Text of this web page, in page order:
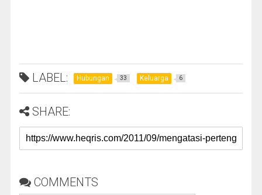
LABEL: Hubungan 33 Keluarga 6
SHARE:
COMMENTS